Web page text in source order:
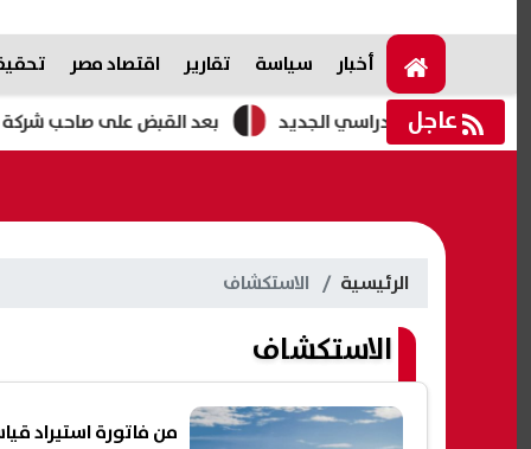
أخبار سياسة تقارير اقتصاد مصر
عاجل بعد القبض على صاحب شركة
الرئيسية الاستكشاف
الاستكشاف
من فاتورة استيراد